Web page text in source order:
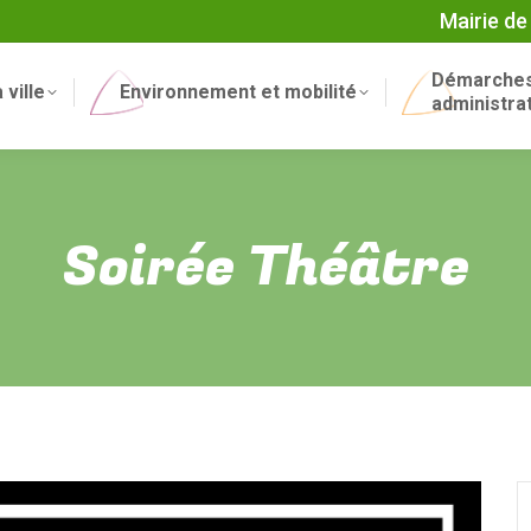
Mairie
ville Environnement et mobilité
Soirée Théâtre